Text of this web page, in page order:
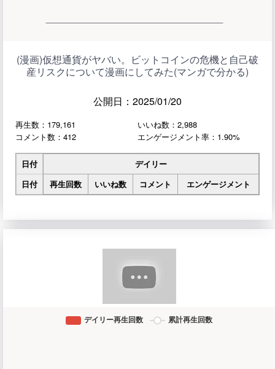
(漫画)仮想通貨がヤバい。ビットコインの危機と自己破
産リスクについて漫画にしてみた(マンガで分かる)
公開日：2025/01/20
再生数：179,161
いいね数：2,988
コメント数：412
エンゲージメント率：1.90%
日付
デイリー
日付
再生回数 いいね数 コメント エンゲージメント